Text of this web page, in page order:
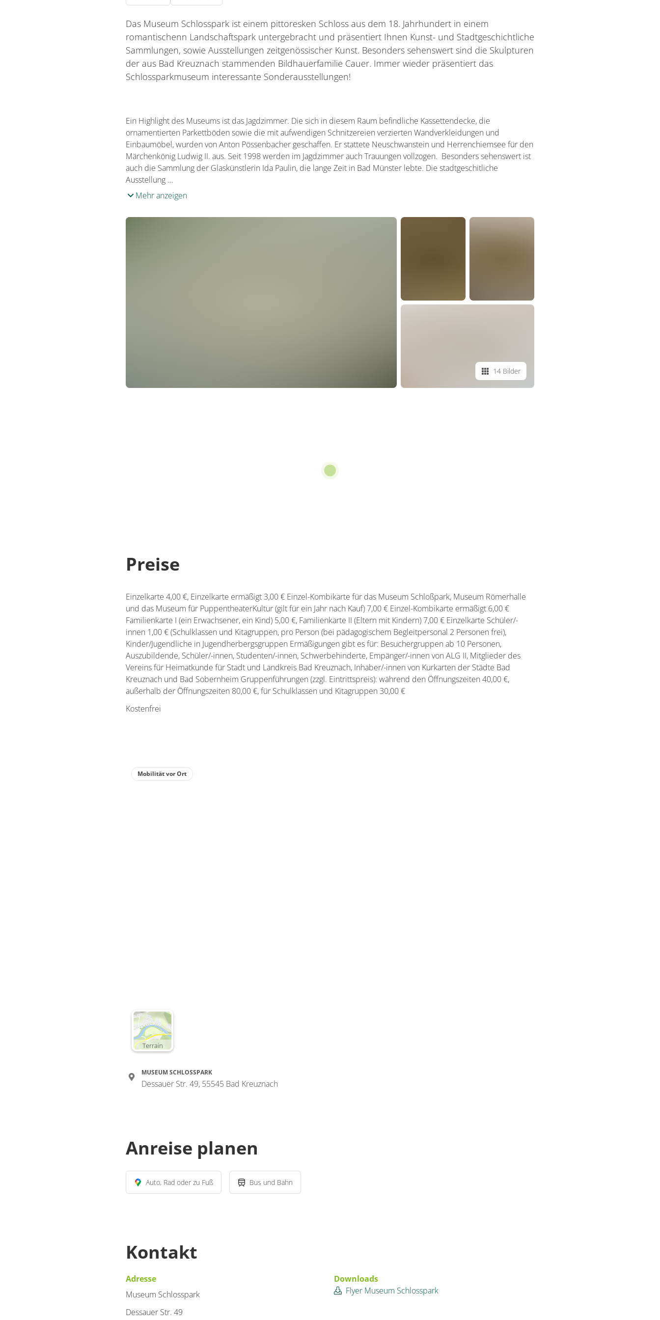
Das Museum Schlosspark ist einem pittoresken Schloss aus dem 18. Jahrhundert in einem
romantischenn Landschaftspark untergebracht und präsentiert Ihnen Kunst- und Stadtgeschichtliche
Sammlungen, sowie Ausstellungen zeitgenössischer Kunst. Besonders sehenswert sind die Skulpturen
der aus Bad Kreuznach stammenden Bildhauerfamilie Cauer. Immer wieder präsentiert das
Schlossparkmuseum interessante Sonderausstellungen!
Ein Highlight des Museums ist das Jagdzimmer. Die sich in diesem Raum befindliche Kassettendecke, die
ornamentierten Parkettböden sowie die mit aufwendigen Schnitzereien verzierten Wandverkleidungen und
Einbaumöbel, wurden von Anton Pössenbacher geschaffen. Er stattete Neuschwanstein und Herrenchiemsee für den
Märchenkönig Ludwig II. aus. Seit 1998 werden im Jagdzimmer auch Trauungen vollzogen. Besonders sehenswert ist
auch die Sammlung der Glaskünstlerin Ida Paulin, die lange Zeit in Bad Münster lebte. Die stadtgeschitliche
Ausstellung …
Mehr anzeigen
14 Bilder
Preise
Einzelkarte 4,00 €, Einzelkarte ermäßigt 3,00 € Einzel-Kombikarte für das Museum Schloßpark, Museum Römerhalle
und das Museum für PuppentheaterKultur (gilt für ein Jahr nach Kauf) 7,00 € Einzel-Kombikarte ermäßigt 6,00 €
Familienkarte I (ein Erwachsener, ein Kind) 5,00 €, Familienkarte II (Eltern mit Kindern) 7,00 € Einzelkarte Schüler/-
innen 1,00 € (Schulklassen und Kitagruppen, pro Person (bei pädagogischem Begleitpersonal 2 Personen frei),
Kinder/Jugendliche in Jugendherbergsgruppen Ermäßigungen gibt es für: Besuchergruppen ab 10 Personen,
Auszubildende, Schüler/-innen, Studenten/-innen, Schwerbehinderte, Empänger/-innen von ALG II, Mitglieder des
Vereins für Heimatkunde für Stadt und Landkreis Bad Kreuznach, Inhaber/-innen von Kurkarten der Städte Bad
Kreuznach und Bad Sobernheim Gruppenführungen (zzgl. Eintrittspreis): während den Öffnungszeiten 40,00 €,
außerhalb der Öffnungszeiten 80,00 €, für Schulklassen und Kitagruppen 30,00 €
Kostenfrei
Terrain
Mobilität vor Ort
MUSEUM SCHLOSSPARK
Dessauer Str. 49, 55545 Bad Kreuznach
Anreise planen
Auto, Rad oder zu Fuß Bus und Bahn
Kontakt
Adresse
Museum Schlosspark
Dessauer Str. 49
Downloads
Flyer Museum Schlosspark